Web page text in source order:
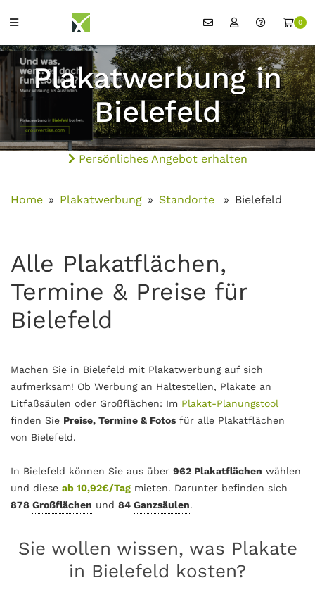
0
Plakatwerbung in
Bielefeld
Persönliches Angebot erhalten
Home Plakatwerbung Standorte Bielefeld
Alle Plakatflächen,
Termine & Preise für
Bielefeld
Machen Sie in Bielefeld mit Plakatwerbung auf sich
aufmerksam! Ob Werbung an Haltestellen, Plakate an
Litfaßsäulen oder Großflächen: Im Plakat-Planungstool
finden Sie Preise, Termine & Fotos für alle Plakatflächen
von Bielefeld.
In Bielefeld können Sie aus über 962 Plakatflächen wählen
und diese ab 10,92€/Tag mieten. Darunter befinden sich
878 Großflächen und 84 Ganzsäulen.
Sie wollen wissen, was Plakate
in Bielefeld kosten?